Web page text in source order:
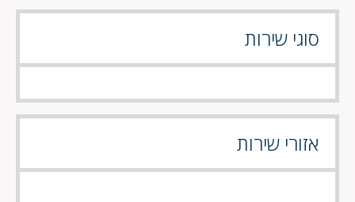
סוגי שירות
אזורי שירות